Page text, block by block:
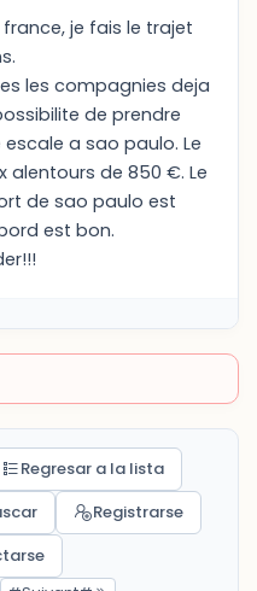
je fais le trajet
les compagnies deja
de prendre
a sao paulo. Le
alentours de 850 €. Le
de sao paulo est
est bon.
Regresar a la lista
Registrarse